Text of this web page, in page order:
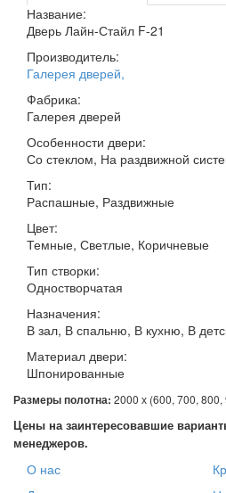
Название:
Дверь Лайн-Стайл F-21
Производитель:
Галерея дверей,
Фабрика:
Галерея дверей
Особенности двери:
Со стеклом, На раздвижной
Тип:
Распашные, Раздвижные
Цвет:
Темные, Светлые, Коричневые
Тип створки:
Одностворчатая
Назначения:
В зал, В спальню, В кухню, В
Материал двери:
Шпонированные
Размеры полотна: 2000 х (600, 700,
Цены на заинтересовавшие
менеджеров.
О нас